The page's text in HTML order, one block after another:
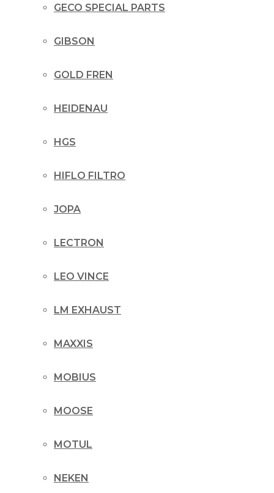
GECO SPECIAL PARTS
GIBSON
GOLD FREN
HEIDENAU
HGS
HIFLO FILTRO
JOPA
LECTRON
LEO VINCE
LM EXHAUST
MAXXIS
MOBIUS
MOOSE
MOTUL
NEKEN